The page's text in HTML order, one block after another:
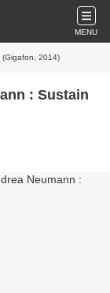
MENU
(Gigafon, 2014)
: Sustain